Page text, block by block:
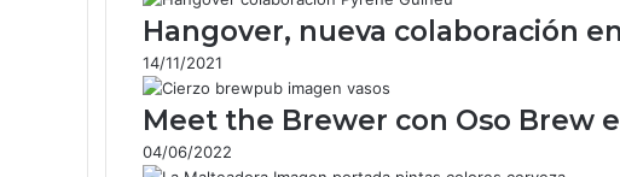
o
k
p
pm
r
p
o
c
Hangover, nueva colaboración
14/11/2021
Meet the Brewer con Oso Brew
04/06/2022